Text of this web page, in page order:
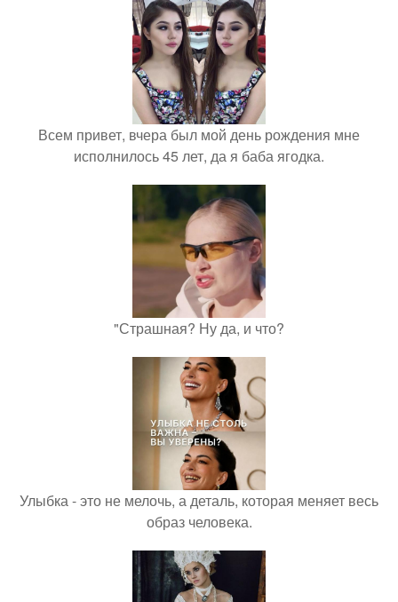
Всем привет, вчера был мой день рождения мне
исполнилось 45 лет, да я баба ягодка.
"Страшная? Ну да, и что?
Улыбка - это не мелочь, а деталь, которая меняет весь
образ человека.